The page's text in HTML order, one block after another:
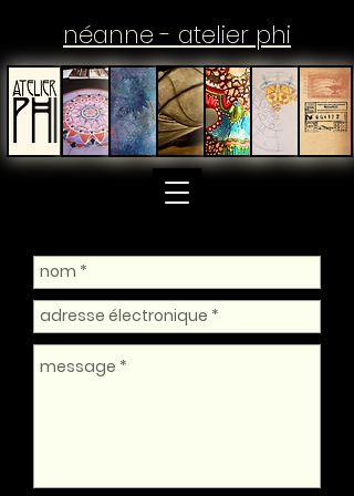
néanne - atelier phi